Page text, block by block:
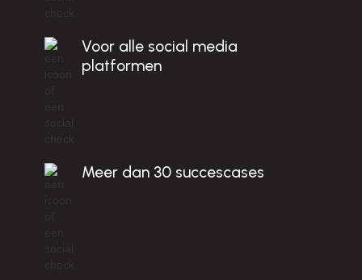
Voor alle social media
platformen
Meer dan 30 succescases